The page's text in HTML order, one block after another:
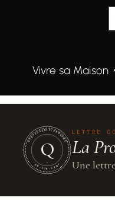
Vivre sa Maison
QUINTESSENCE·PROVENCE
UN·SUR·CENT
Q
LETTRE
La
Une